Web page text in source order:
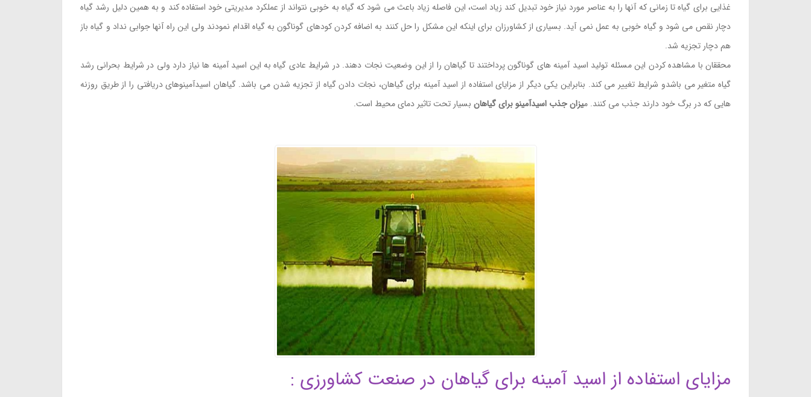
غذایی برای گیاه تا زمانی که آنها را به عناصر مورد نیاز خود تبدیل کند زیاد است، این فاصله زیاد باعث می شود که گیاه به خوبی نتواند از عملکرد مدیریتی خود استفاده کند و به همین دلیل رشد گیاه
دچار نقص می شود و گیاه خوبی به عمل نمی آید. بسیاری از کشاورزان برای اینکه این مشکل را حل کنند به اضافه کردن کودهای گوناگون به گیاه اقدام نمودند ولی این راه آنها جوابی نداد و گیاه باز
هم دچار تجزیه شد.
محققان با مشاهده کردن این مسئله تولید اسید آمینه های گوناگون پرداختند تا گیاهان را از این وضعیت نجات دهند. در شرایط عادی گیاه به این اسید آمینه ها نیاز دارد ولی در شرایط بحرانی رشد
گیاه متغیر می باشدو شرایط تغییر می کند. بنابراین یکی دیگر از مزایای استفاده از اسید آمینه برای گیاهان، نجات دادن گیاه از تجزیه شدن می باشد. گیاهان اسیدآمینوهای دریافتی را از طریق روزنه
هایی که در برگ خود دارند جذب می کنند. میزان جذب اسیدآمینو برای گیاهان بسیار تحت تاثیر دمای محیط است.
مزایای استفاده از اسید آمینه برای گیاهان در صنعت کشاورزی :